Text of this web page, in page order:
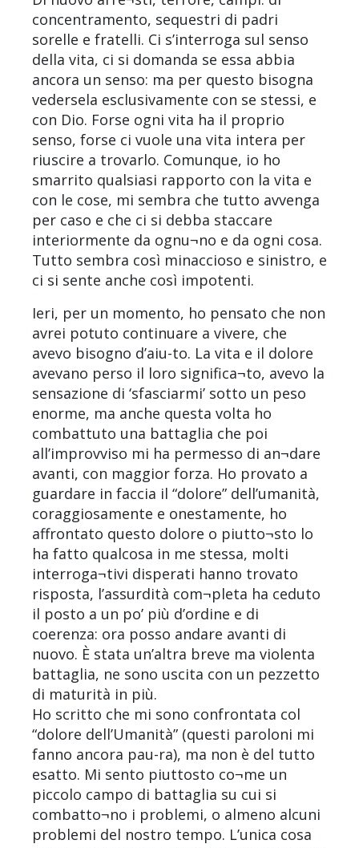
concentramento, sequestri di padri
sorelle e fratelli. Ci s’interroga sul senso
della vita, ci si domanda se essa abbia
ancora un senso: ma per questo bisogna
vedersela esclusivamente con se stessi, e
con Dio. Forse ogni vita ha il proprio
senso, forse ci vuole una vita intera per
riuscire a trovarlo. Comunque, io ho
smarrito qualsiasi rapporto con la vita e
con le cose, mi sembra che tutto avvenga
per caso e che ci si debba staccare
interiormente da ognu¬no e da ogni cosa.
Tutto sembra così minaccioso e sinistro, e
ci si sente anche così impotenti.
Ieri, per un momento, ho pensato che non
avrei potuto continuare a vivere, che
avevo bisogno d’aiu-to. La vita e il dolore
avevano perso il loro significa¬to, avevo la
sensazione di ‘sfasciarmi’ sotto un peso
enorme, ma anche questa volta ho
combattuto una battaglia che poi
all’improvviso mi ha permesso di an¬dare
avanti, con maggior forza. Ho provato a
guardare in faccia il “dolore” dell’umanità,
coraggiosamente e onestamente, ho
affrontato questo dolore o piutto¬sto lo
ha fatto qualcosa in me stessa, molti
interroga¬tivi disperati hanno trovato
risposta, l’assurdità com¬pleta ha ceduto
il posto a un po’ più d’ordine e di
coerenza: ora posso andare avanti di
nuovo. È stata un’altra breve ma violenta
battaglia, ne sono uscita con un pezzetto
di maturità in più.
Ho scritto che mi sono confrontata col
“dolore dell’Umanità” (questi paroloni mi
fanno ancora pau-ra), ma non è del tutto
esatto. Mi sento piuttosto co¬me un
piccolo campo di battaglia su cui si
combatto¬no i problemi, o almeno alcuni
problemi del nostro tempo. L’unica cosa